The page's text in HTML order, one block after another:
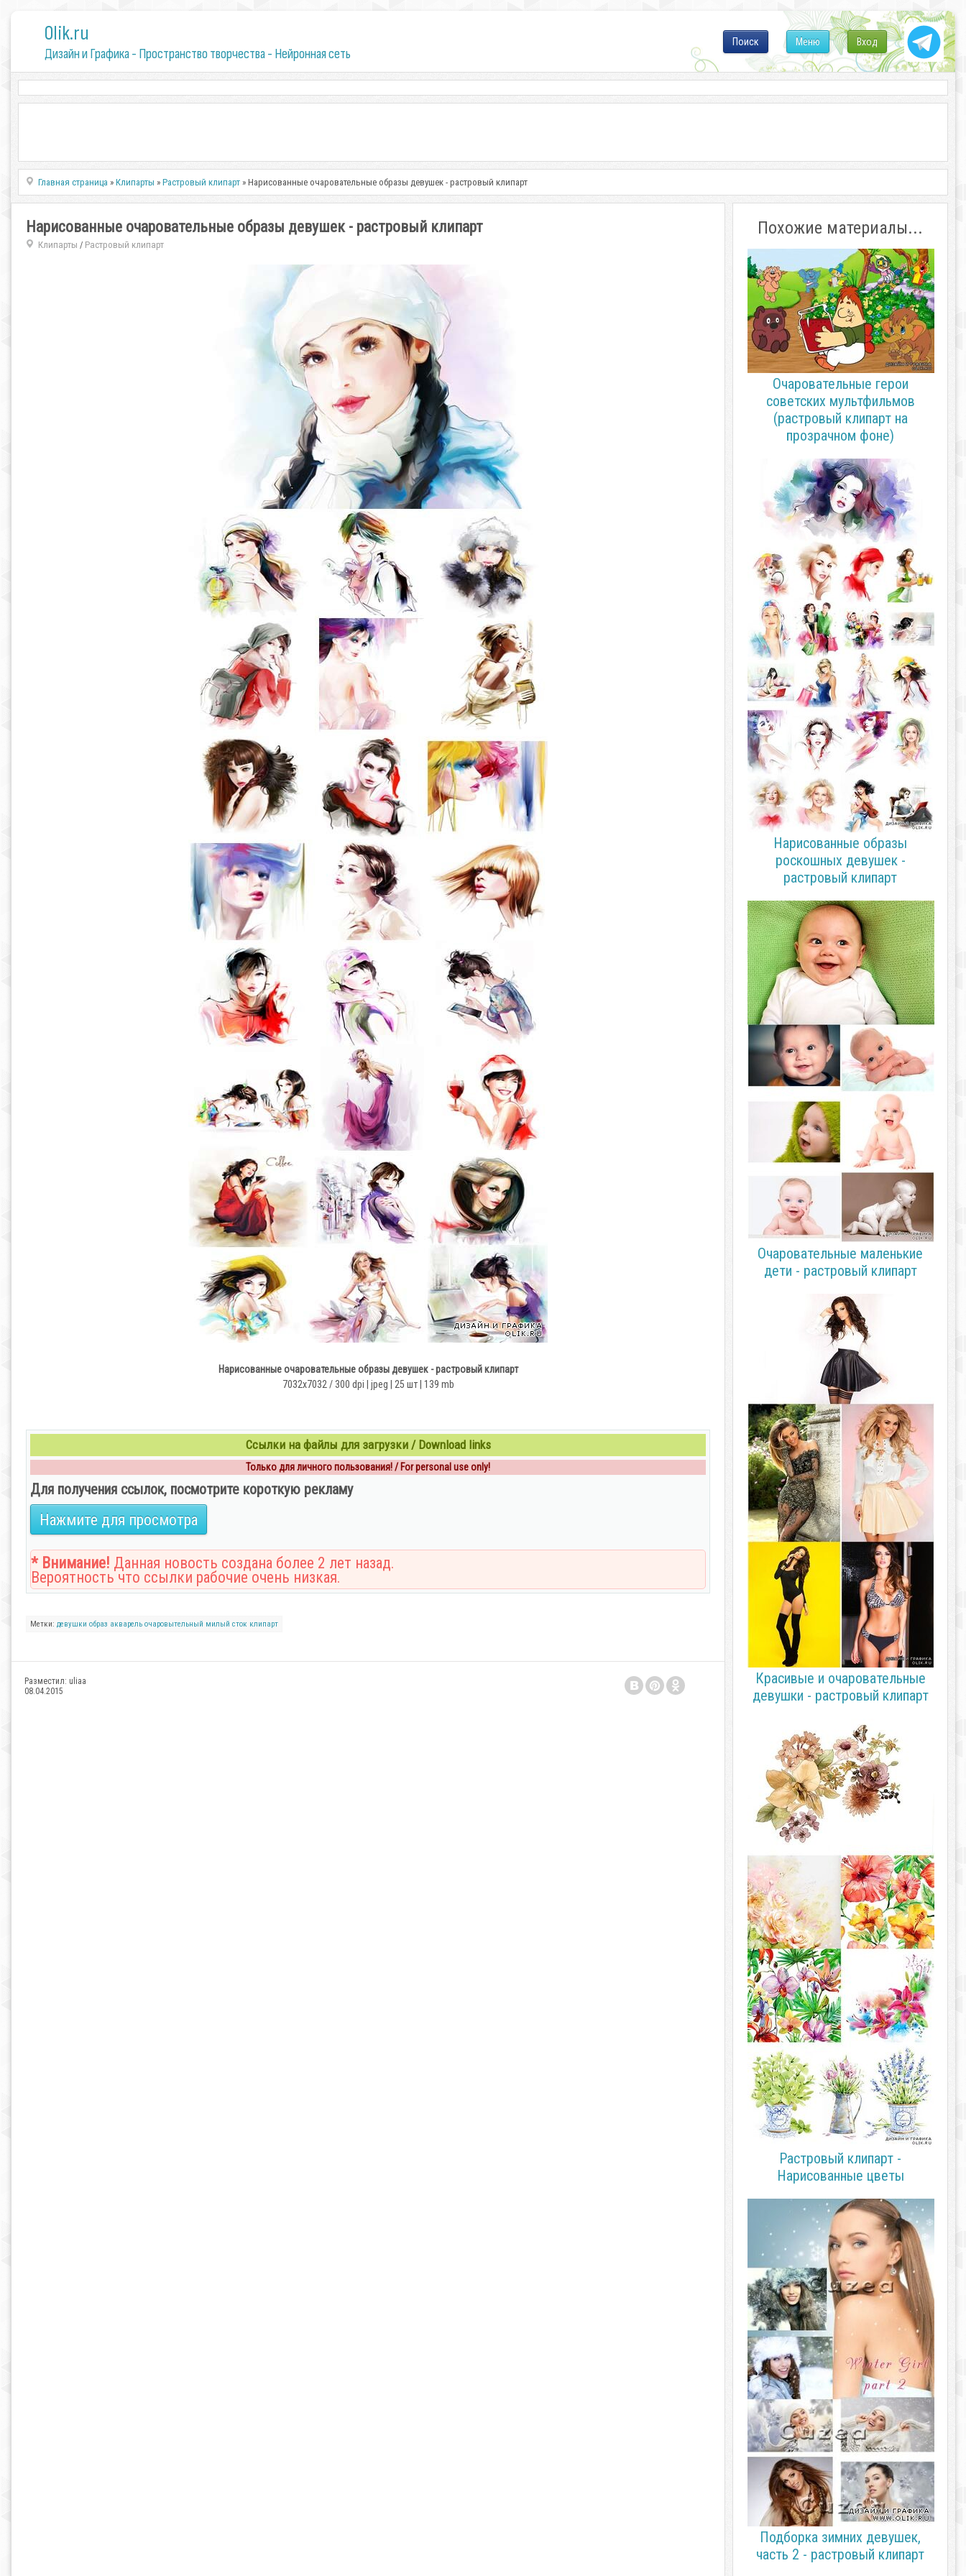
0lik.ru
Дизайн и Графика - Пространство творчества - Нейронная сеть
Вход
Меню
Поиск
Главная страница »Клипарты »Растровый клипарт » Нарисованные очаровательные образы девушек - растровый клипарт
Нарисованные очаровательные образы девушек - растровый клипарт
Клипарты / Растровый клипарт
Нарисованные очаровательные образы девушек - растровый клипарт
7032x7032 / 300 dpi | jpeg | 25 шт | 139 mb
Ссылки на файлы для загрузки / Download links
Только для личного пользования! / For personal use only!
Для получения ссылок, посмотрите короткую рекламу
Нажмите для просмотра
* Внимание! Данная новость создана более 2 лет назад.
Вероятность что ссылки рабочие очень низкая.
Метки: девушки образ акварель очаровытельный милый сток клипарт
Разместил: uliaa
08.04.2015
Похожие материалы...
Очаровательные герои
советских мультфильмов
(растровый клипарт на
прозрачном фоне)
Нарисованные образы
роскошных девушек -
растровый клипарт
Очаровательные маленькие
дети - растровый клипарт
Красивые и очаровательные
девушки - растровый клипарт
Растровый клипарт -
Нарисованные цветы
Подборка зимних девушек,
часть 2 - растровый клипарт